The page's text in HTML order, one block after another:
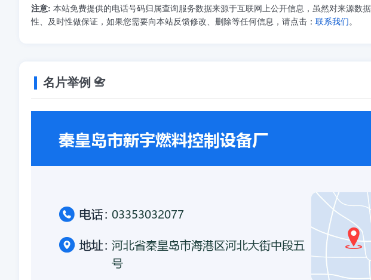
注意: 本站免费提供的电话号码归属查询服务数据来源于互联网上公开信息，虽然对来源数
性、及时性做保证，如果您需要向本站反馈修改、删除等任何信息，请点击： 联系我们 。
名片举例 📇